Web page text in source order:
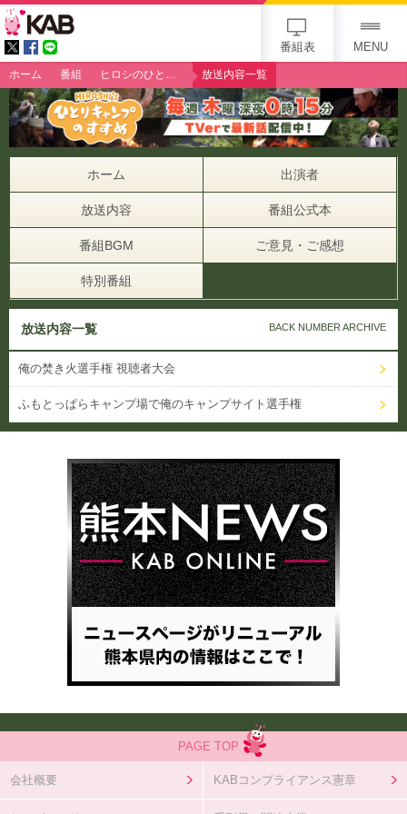
番組表 MENU
ホーム 番組 ヒロシのひとりキャンプのすすめ 放送内容一覧
ホーム 出演者
放送内容 番組公式本
番組BGM ご意見・ご感想
特別番組
放送内容一覧 BACK NUMBER ARCHIVE
俺の焚き火選手権 視聴者大会
ふもとっぱらキャンプ場で俺のキャンプサイト選手権
PAGE TOP
会社概要 KABコンプライアンス憲章